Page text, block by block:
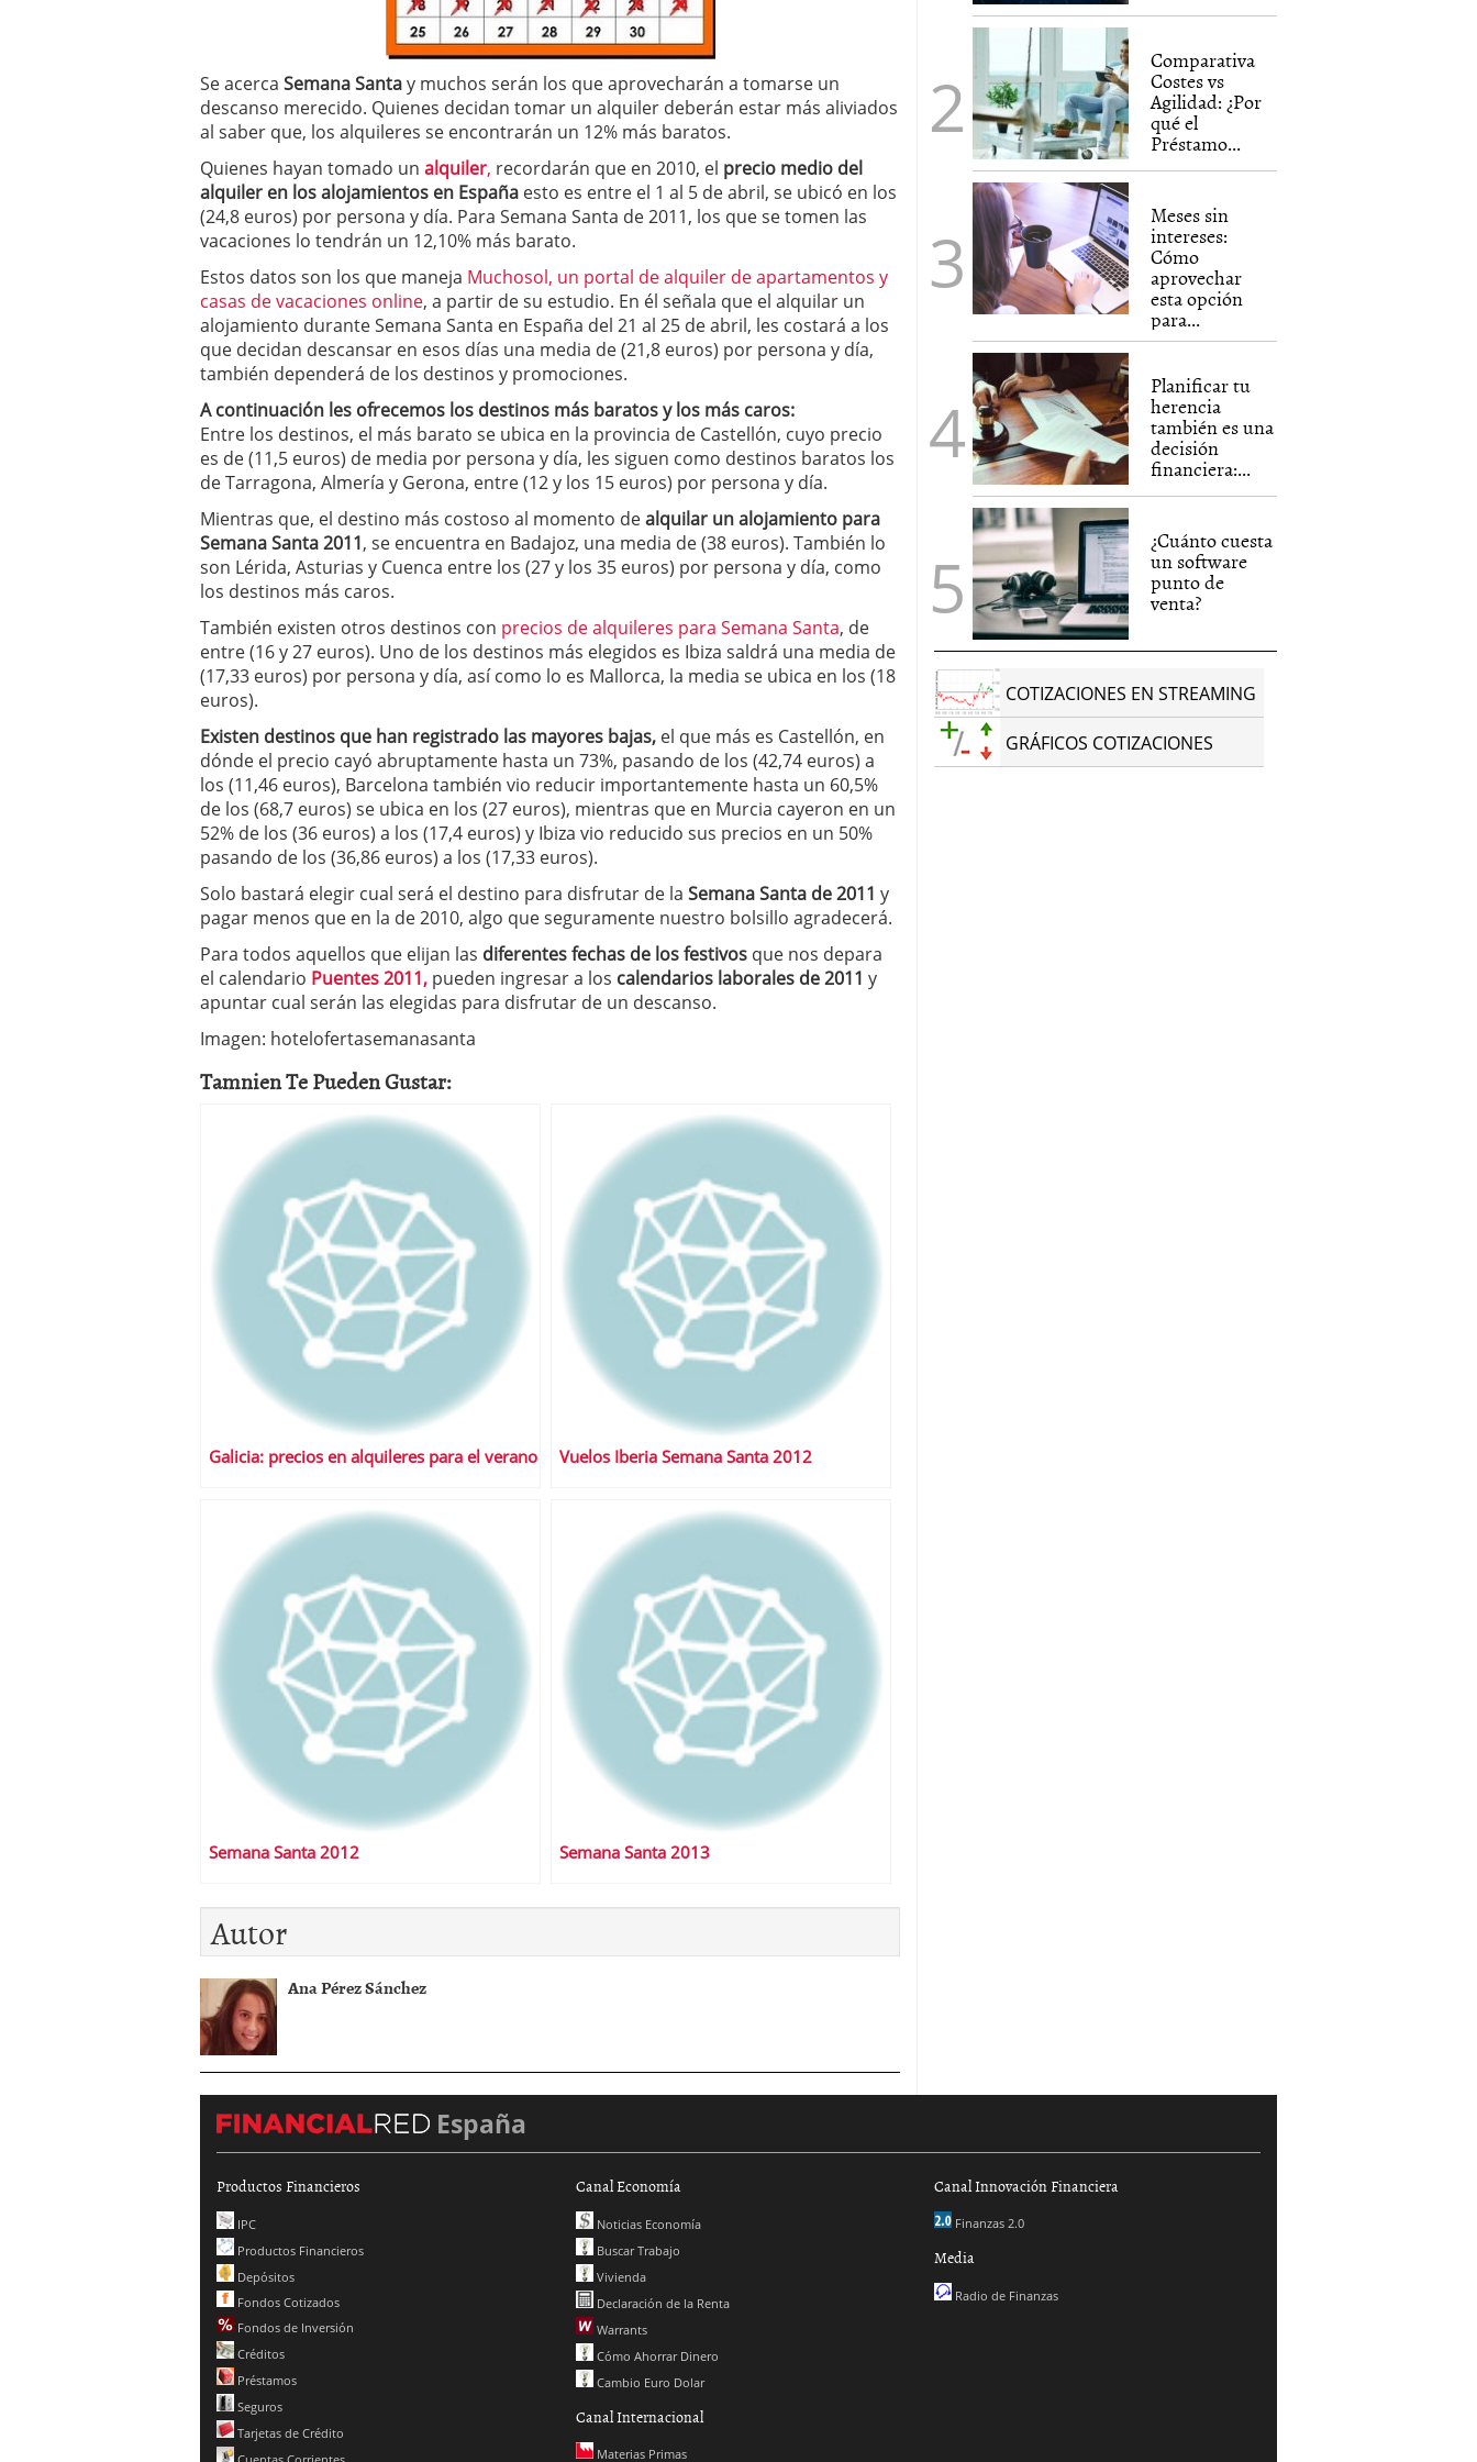
a los costes 21 de noviembre de 2025
¿Cuánto cuesta un software punto de venta? 3 de octubre de 2025
Se acerca Semana Santay muchos serán los que aprovecharán a tomarse un
descanso merecido. Quienes decidan tomar un alquiler deberán estar más aliviados
al saber que, los alquileres se encontrarán un 12% más baratos.
Quienes hayan tomado un alquiler, recordarán que en 2010, el precio medio del
alquiler en los alojamientos en España esto es entre el 1 al 5 de abril, se ubicó en los
(24,8 euros) por persona y día. Para Semana Santa de 2011, los que se tomen las
vacaciones lo tendrán un 12,10% más barato.
Estos datos son los que maneja Muchosol, un portal de alquiler de apartamentos y
casas de vacaciones online, a partir de su estudio. En él señala que el alquilar un
alojamiento durante Semana Santa en España del 21 al 25 de abril, les costará a los
que decidan descansar en esos días una media de (21,8 euros) por persona y día,
también dependerá de los destinos y promociones.
A continuación les ofrecemos los destinos más baratos y los más caros:
Entre los destinos, el más barato se ubica en la provincia de Castellón, cuyo precio
es de (11,5 euros) de media por persona y día, les siguen como destinos baratos los
de Tarragona, Almería y Gerona, entre (12 y los 15 euros) por persona y día.
Mientras que, el destino más costoso al momento dealquilar un alojamiento para
Semana Santa 2011, se encuentra en Badajoz, una media de (38 euros). También lo
son Lérida, Asturias y Cuenca entre los (27 y los 35 euros) por persona y día, como
los destinos más caros.
También existen otros destinos con precios de alquileres para Semana Santa, de
entre (16 y 27 euros). Uno de los destinos más elegidos es Ibiza saldrá una media de
(17,33 euros) por persona y día, así como lo es Mallorca, la media se ubica en los (18
euros).
Existen destinos que han registrado las mayores bajas, el que más es Castellón, en
dónde el precio cayó abruptamente hasta un 73%, pasando de los (42,74 euros) a
los (11,46 euros), Barcelona también vio reducir importantemente hasta un 60,5%
de los (68,7 euros) se ubica en los (27 euros), mientras que en Murcia cayeron en un
52% de los (36 euros) a los (17,4 euros) y Ibiza vio reducido sus precios en un 50%
pasando de los (36,86 euros) a los (17,33 euros).
Solo bastará elegir cual será el destino para disfrutar de la Semana Santa de 2011 y
pagar menos que en la de 2010, algo que seguramente nuestro bolsillo agradecerá.
Para todos aquellos que elijan las diferentes fechas de los festivos que nos depara
el calendario Puentes 2011, pueden ingresar a los calendarios laborales de 2011 y
apuntar cual serán las elegidas para disfrutar de un descanso.
Imagen: hotelofertasemanasanta
Tamnien Te Pueden Gustar:
Galicia: precios en alquileres para el verano Vuelos Iberia Semana Santa 2012
Semana Santa 2012 Semana Santa 2013
Autor
Ana Pérez Sánchez
Comparativa
Costes vs
Agilidad: ¿Por
qué el
Préstamo...
Meses sin
intereses:
Cómo
aprovechar
esta opción
para...
Planificar tu
herencia
también es una
decisión
financiera:...
¿Cuánto cuesta
un software
punto de
venta?
COTIZACIONES EN STREAMING
GRÁFICOS COTIZACIONES
España
Productos Financieros
IPC
Productos Financieros
Depósitos
Fondos Cotizados
Fondos de Inversión
Créditos
Préstamos
Seguros
Tarjetas de Crédito
Canal Economía
Noticias Economía
Buscar Trabajo
Vivienda
Declaración de la Renta
Warrants
Cómo Ahorrar Dinero
Cambio Euro Dolar
Canal Internacional
Materias Primas
Canal Innovación Financiera
Finanzas 2.0
Media
Radio de Finanzas